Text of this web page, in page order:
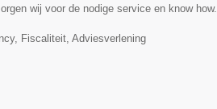
wij voor de nodige service en know how.
Fiscaliteit, Adviesverlening